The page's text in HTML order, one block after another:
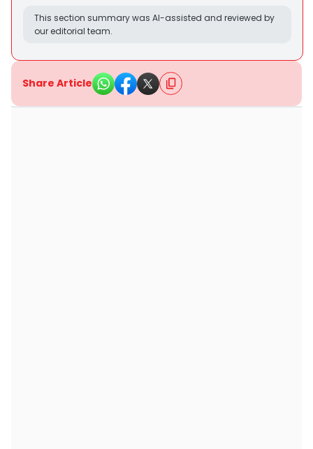
This section summary was AI-assisted and reviewed by
our editorial team.
Share Article